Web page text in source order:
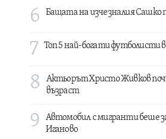
6 Бащата на изчезналия Сашко
7 Топ 5 най-богати футболисти
8
Актьорът Христо Живков
възраст
9
Автомобил с мигранти беше
Иганово